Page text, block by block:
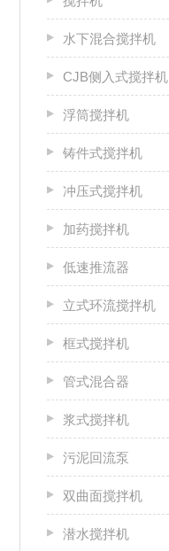
水下混合搅拌机
CJB侧入式搅拌机
浮筒搅拌机
铸件式搅拌机
冲压式搅拌机
加药搅拌机
低速推流器
立式环流搅拌机
框式搅拌机
管式混合器
浆式搅拌机
污泥回流泵
双曲面搅拌机
潜水搅拌机